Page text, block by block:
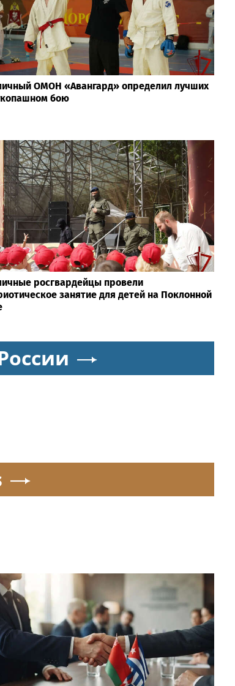
ОМОН «Авангард» определил лучших
бою
росгвардейцы провели
занятие для детей на Поклонной